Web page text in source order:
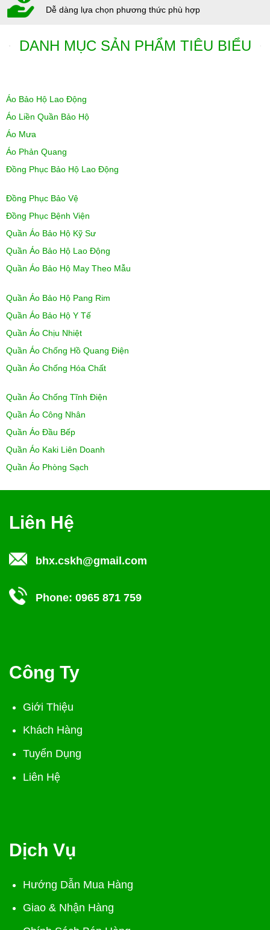
Dễ dàng lựa chọn phương thức phù hợp
DANH MỤC SẢN PHẨM TIÊU BIỂU
Áo Bảo Hộ Lao Động
Áo Liền Quần Bảo Hộ
Áo Mưa
Áo Phản Quang
Đồng Phục Bảo Hộ Lao Động
Đồng Phục Bảo Vệ
Đồng Phục Bệnh Viện
Quần Áo Bảo Hộ Kỹ Sư
Quần Áo Bảo Hộ Lao Động
Quần Áo Bảo Hộ May Theo Mẫu
Quần Áo Bảo Hộ Pang Rim
Quần Áo Bảo Hộ Y Tế
Quần Áo Chịu Nhiệt
Quần Áo Chống Hồ Quang Điện
Quần Áo Chống Hóa Chất
Quần Áo Chống Tĩnh Điện
Quần Áo Công Nhân
Quần Áo Đầu Bếp
Quần Áo Kaki Liên Doanh
Quần Áo Phòng Sạch
Liên Hệ
bhx.cskh@gmail.com
Phone: 0965 871 759
Công Ty
Giới Thiệu
Khách Hàng
Tuyển Dụng
Liên Hệ
Dịch Vụ
Hướng Dẫn Mua Hàng
Giao & Nhận Hàng